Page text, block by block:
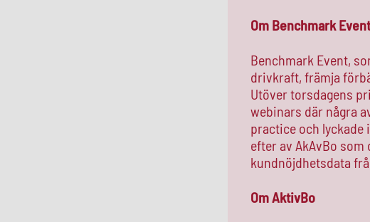
Om Benchmark Event
Benchmark Event,
drivkraft, främja
Utöver torsdagens
webinars där några
practice och lyckade
efter av AkAvBo
kundnöjdhetsdata
Om AktivBo